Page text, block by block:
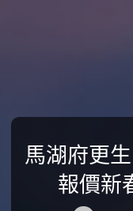
馬湖府更
報價新